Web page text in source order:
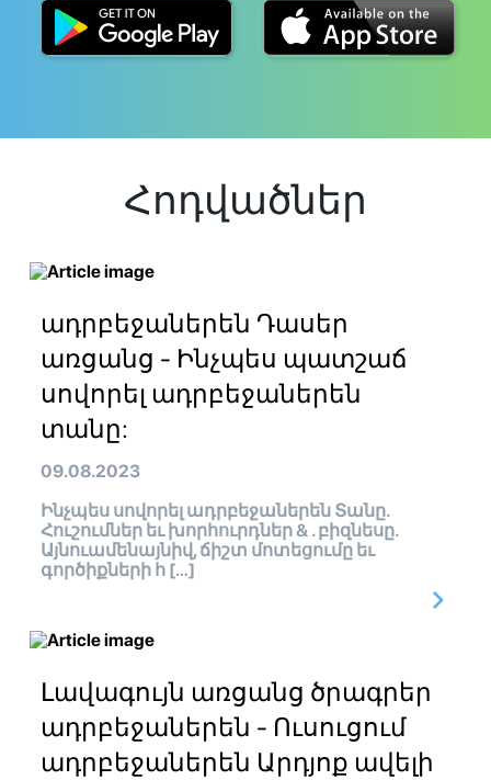
Հոդվածներ
ադրբեջաներեն Դասեր
առցանց - Ինչպես պատշաճ
սովորել ադրբեջաներեն
տանը:
09.08.2023
Ինչպես սովորել ադրբեջաներեն Տանը.
Հուշումներ եւ խորհուրդներ & . բիզնեսը.
Այնուամենայնիվ, ճիշտ մոտեցումը եւ
գործիքների հ […]
Լավագույն առցանց ծրագրեր
ադրբեջաներեն - Ուսուցում
ադրբեջաներեն Արդյոք ավելի